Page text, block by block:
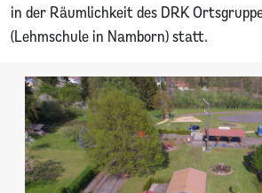
in der Räumlichkeit des DRK
(Lehmschule in Namborn) statt.